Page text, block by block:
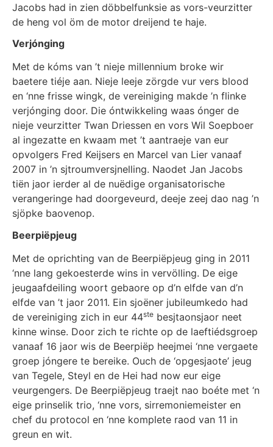
Jacobs had in zien döbbelfunksie as vors-veurzitter
de heng vol öm de motor dreijend te haje.
Verjónging
Met de kóms van ’t nieje millennium broke wir
baetere tiéje aan. Nieje leeje zörgde vur vers blood
en ‘nne frisse wingk, de vereiniging makde ’n flinke
verjónging door. Die óntwikkeling waas ónger de
nieje veurzitter Twan Driessen en vors Wil Soepboer
al ingezatte en kwaam met ’t aantraeje van eur
opvolgers Fred Keijsers en Marcel van Lier vanaaf
2007 in ’n sjtroumversjnelling. Naodet Jan Jacobs
tiën jaor ierder al de nuëdige organisatorische
verangeringe had doorgeveurd, deeje zeej dao nag ’n
sjöpke baovenop.
Beerpiëpjeug
Met de oprichting van de Beerpiëpjeug ging in 2011
‘nne lang gekoesterde wins in vervölling. De eige
jeugaafdeiling woort gebaore op d’n elfde van d’n
elfde van ’t jaor 2011. Ein sjoëner jubileumkedo had
de vereiniging zich in eur 44ste besjtaonsjaor neet
kinne winse. Door zich te richte op de laeftiédsgroep
vanaaf 16 jaor wis de Beerpiëp heejmei ‘nne vergaete
groep jóngere te bereike. Ouch de ‘opgesjaote’ jeug
van Tegele, Steyl en de Hei had now eur eige
veurgengers. De Beerpiëpjeug traejt nao boéte met ‘n
eige prinselik trio, ‘nne vors, sirremoniemeister en
chef du protocol en ‘nne komplete raod van 11 in
greun en wit.